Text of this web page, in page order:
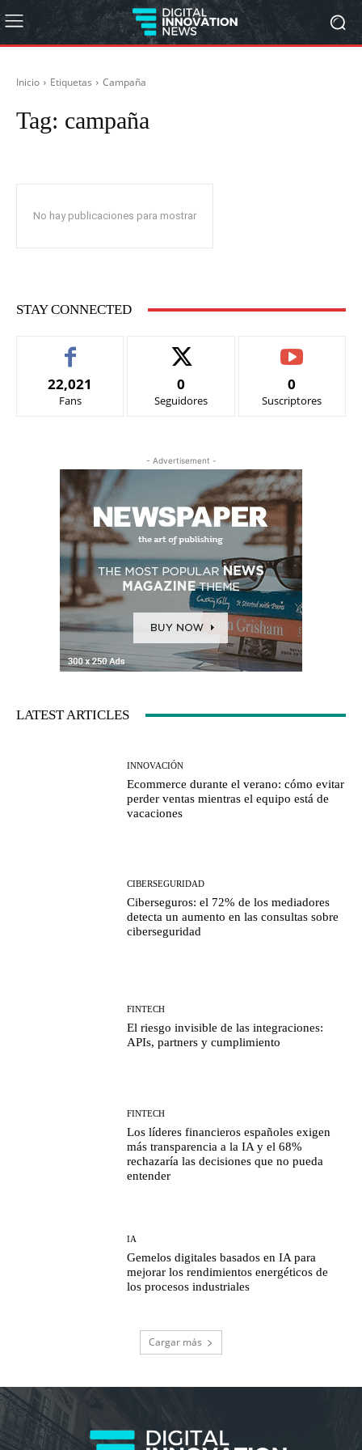
Inicio Etiquetas Campaña
Tag: campaña
No hay publicaciones para mostrar
STAY CONNECTED
22,021
Fans
0
Seguidores
0
Suscriptores
- Advertisement -
LATEST ARTICLES
INNOVACIÓN
Ecommerce durante el verano: cómo evitar
perder ventas mientras el equipo está de
vacaciones
CIBERSEGURIDAD
Ciberseguros: el 72% de los mediadores
detecta un aumento en las consultas sobre
ciberseguridad
FINTECH
El riesgo invisible de las integraciones:
APIs, partners y cumplimiento
FINTECH
Los líderes financieros españoles exigen
más transparencia a la IA y el 68%
rechazaría las decisiones que no pueda
entender
IA
Gemelos digitales basados en IA para
mejorar los rendimientos energéticos de
los procesos industriales
Cargar más